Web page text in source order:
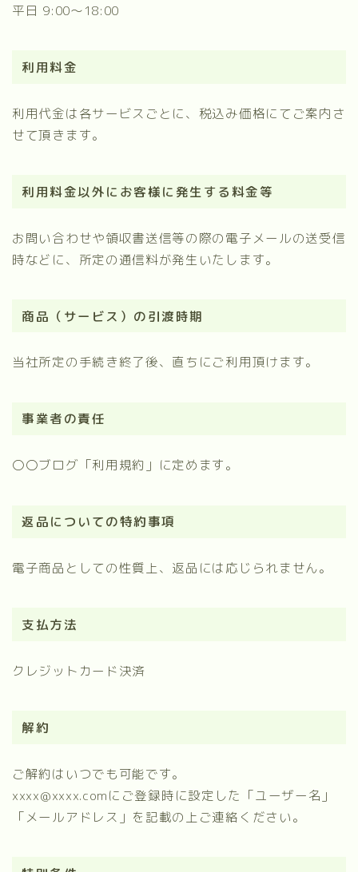
平日 9:00～18:00
利用料金
利用代金は各サービスごとに、税込み価格にてご案内さ
せて頂きます。
利用料金以外にお客様に発生する料金等
お問い合わせや領収書送信等の際の電子メールの送受信
時などに、所定の通信料が発生いたします。
商品（サービス）の引渡時期
当社所定の手続き終了後、直ちにご利用頂けます。
事業者の責任
〇〇ブログ「利用規約」に定めます。
返品についての特約事項
電子商品としての性質上、返品には応じられません。
支払方法
クレジットカード決済
解約
ご解約はいつでも可能です。
xxxx@xxxx.comにご登録時に設定した「ユーザー名」
「メールアドレス」を記載の上ご連絡ください。